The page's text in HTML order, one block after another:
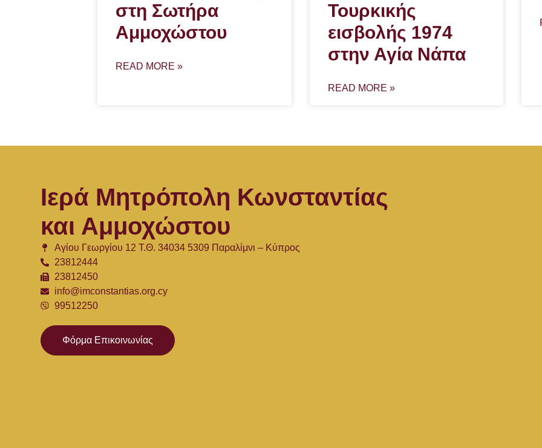
στη Σωτήρα
Αμμοχώστου
READ MORE »
Τουρκικής
εισβολής 1974
στην Αγία Νάπα
READ MORE »
Ιερά Μητρόπολη Κωνσταντίας
και Αμμοχώστου
Αγίου Γεωργίου 12 Τ.Θ. 34034 5309 Παραλίμνι – Κύπρος
23812444
23812450
info@imconstantias.org.cy
99512250
Φόρμα Επικοινωνίας